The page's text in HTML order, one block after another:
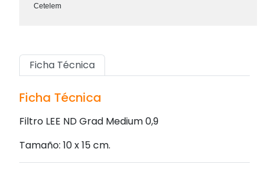
Cetelem
Ficha Técnica
Ficha Técnica
Filtro LEE ND Grad Medium 0,9
Tamaño: 10 x 15 cm.